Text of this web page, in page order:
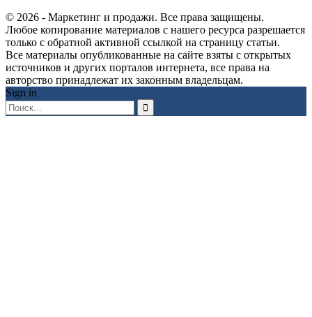
© 2026 - Маркетинг и продажи. Все права защищены.
Любое копирование материалов с нашего ресурса разрешается
только с обратной активной ссылкой на страницу статьи.
Все материалы опубликованные на сайте взяты с открытых
источников и других порталов интернета, все права на
авторство принадлежат их законным владельцам.
Sign in